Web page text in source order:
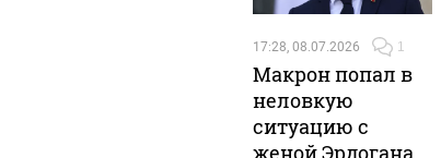
17:28, 08.07.2026 1
Макрон попал в
неловкую
ситуацию с
женой Эрдогана